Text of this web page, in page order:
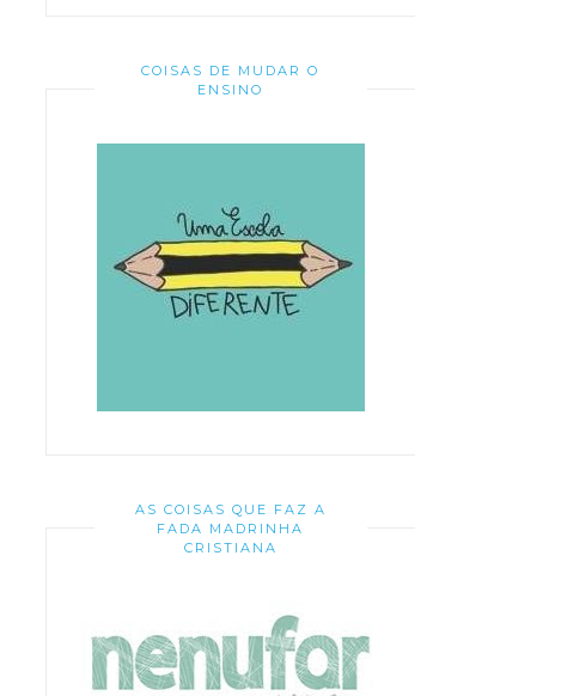
COISAS DE MUDAR O
ENSINO
AS COISAS QUE FAZ A
FADA MADRINHA
CRISTIANA